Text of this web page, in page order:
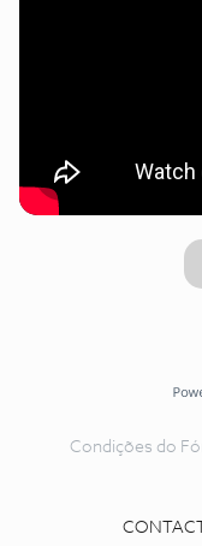
Condições do